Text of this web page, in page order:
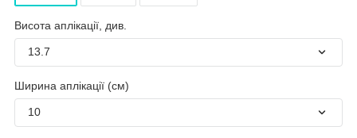
Висота аплікації, див.
13.7
Ширина аплікації (см)
10